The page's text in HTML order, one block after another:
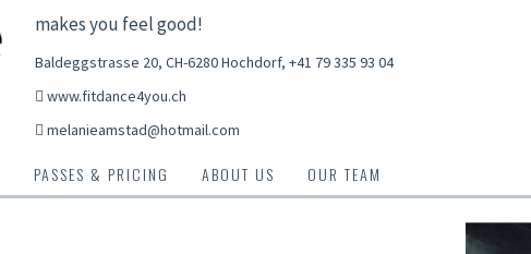
makes you feel good!
Baldeggstrasse 20, CH-6280 Hochdorf, +41 79 335 93 04
www.fitdance4you.ch
melanieamstad@hotmail.com
PASSES & PRICING ABOUT US OUR TEAM